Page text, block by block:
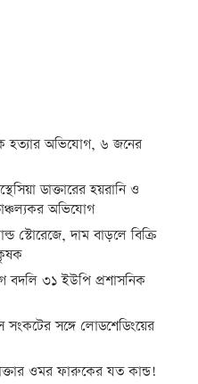
হত্যার অভিযোগ, ৬ জনের
ডাক্তারের হয়রানি ও
অভিযোগ
স্টোরেজে, দাম বাড়লে বিক্রি
বদলি ৩১ ইউপি প্রশাসনিক
সংকটের সঙ্গে লোডশেডিংয়ের
ওমর ফারুকের যত কান্ড!